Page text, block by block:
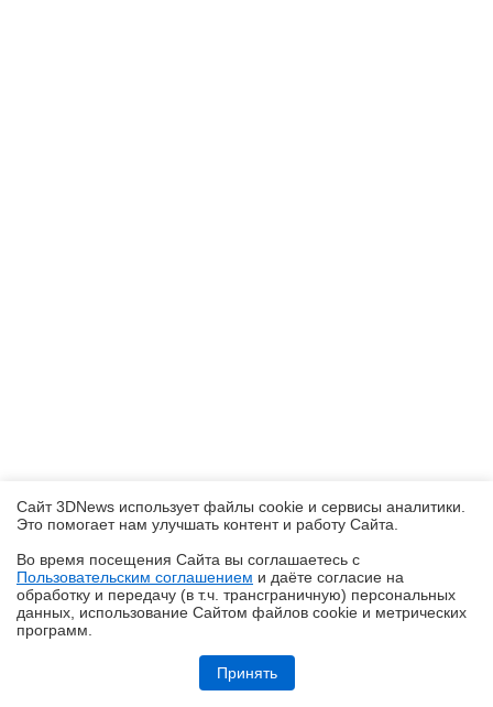
Обзор игрового QD-OLED-монитора ASUS ROG Strix OLED
XG27AQDMES: самый доступный в линейке
Сайт 3DNews использует файлы cookie и сервисы аналитики.
Это помогает нам улучшать контент и работу Cайта.
Во время посещения Cайта вы соглашаетесь с
Пользовательским соглашением и даёте согласие на
обработку и передачу (в т.ч. трансграничную) персональных
данных, использование Cайтом файлов cookie и метрических
программ.
Принять